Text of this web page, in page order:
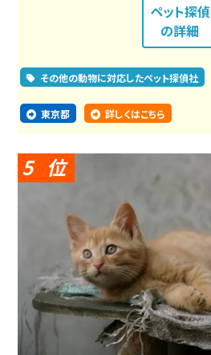
ペット探偵
の詳細
その他の動物に対応したペット探偵社
東京都 詳しくはこちら
5